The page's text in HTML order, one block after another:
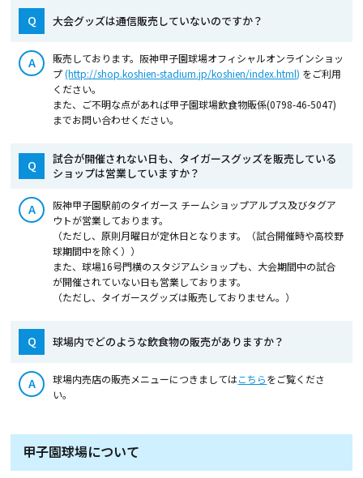
Q 大会グッズは通信販売していないのですか？
A
販売しております。阪神甲子園球場オフィシャルオンラインショッ
プ(http://shop.koshien-stadium.jp/koshien/index.html) をご利用
ください。
また、ご不明な点があれば甲子園球場飲食物販係(0798-46-5047)
までお問い合わせください。
Q
試合が開催されない日も、タイガースグッズを販売している
ショップは営業していますか？
A
阪神甲子園駅前のタイガース チームショップアルプス及びタグア
ウトが営業しております。
（ただし、原則月曜日が定休日となります。（試合開催時や高校野
球期間中を除く））
また、球場16号門横のスタジアムショップも、大会期間中の試合
が開催されていない日も営業しております。
（ただし、タイガースグッズは販売しておりません。）
Q 球場内でどのような飲食物の販売がありますか？
A 球場内売店の販売メニューにつきましてはこちらをご覧くださ
い。
甲子園球場について